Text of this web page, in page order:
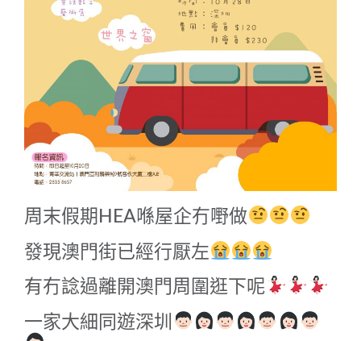
周末假期HEA喺屋企冇嘢做
發現澳門街已經行厭左
有冇諗過離開澳門周圍逛下呢
一家大細同遊深圳